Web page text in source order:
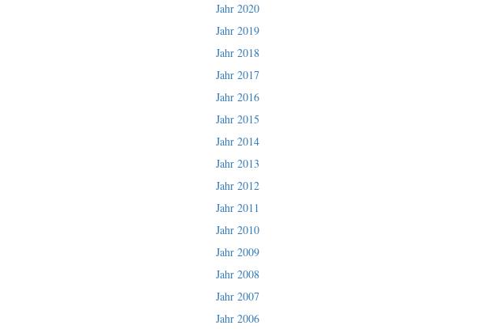
Jahr 2020
Jahr 2019
Jahr 2018
Jahr 2017
Jahr 2016
Jahr 2015
Jahr 2014
Jahr 2013
Jahr 2012
Jahr 2011
Jahr 2010
Jahr 2009
Jahr 2008
Jahr 2007
Jahr 2006